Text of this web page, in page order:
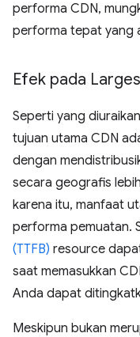
performa CDN,
performa tepat yang
Efek pada
Seperti yang
tujuan utama CDN
dengan
secara geografis
karena itu, manfaat
performa pemuatan.
(TTFB) resource
saat memasukkan
Anda dapat
Meskipun bukan